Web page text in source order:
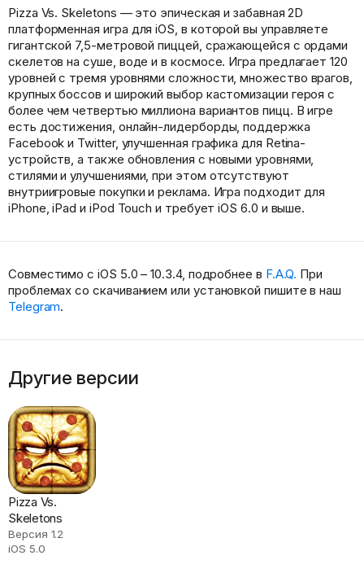
Pizza Vs. Skeletons — это эпическая и забавная 2D
платформенная игра для iOS, в которой вы управляете
гигантской 7,5-метровой пиццей, сражающейся с ордами
скелетов на суше, воде и в космосе. Игра предлагает 120
уровней с тремя уровнями сложности, множество врагов,
крупных боссов и широкий выбор кастомизации героя с
более чем четвертью миллиона вариантов пицц. В игре
есть достижения, онлайн-лидерборды, поддержка
Facebook и Twitter, улучшенная графика для Retina-
устройств, а также обновления с новыми уровнями,
стилями и улучшениями, при этом отсутствуют
внутриигровые покупки и реклама. Игра подходит для
iPhone, iPad и iPod Touch и требует iOS 6.0 и выше.
Совместимо с iOS 5.0 – 10.3.4, подробнее в F.A.Q. При
проблемах со скачиванием или установкой пишите в наш
Telegram.
Другие версии
Pizza Vs.
Skeletons
Версия 1.2
iOS 5.0